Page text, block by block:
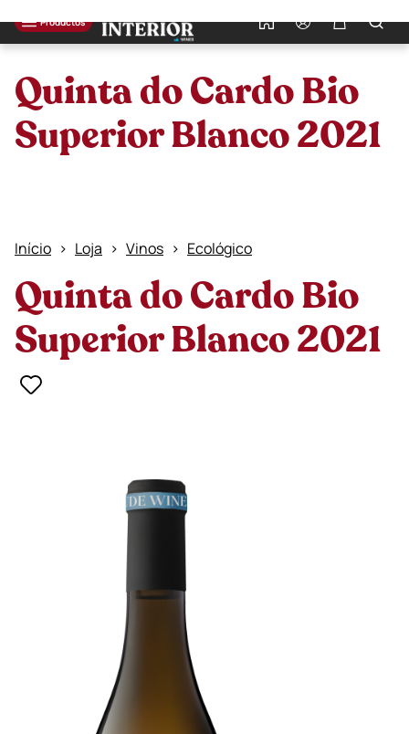
Productos
Quinta do Cardo Bio
Superior Blanco 2021
Início Loja Vinos Ecológico
Quinta do Cardo Bio
Superior Blanco 2021